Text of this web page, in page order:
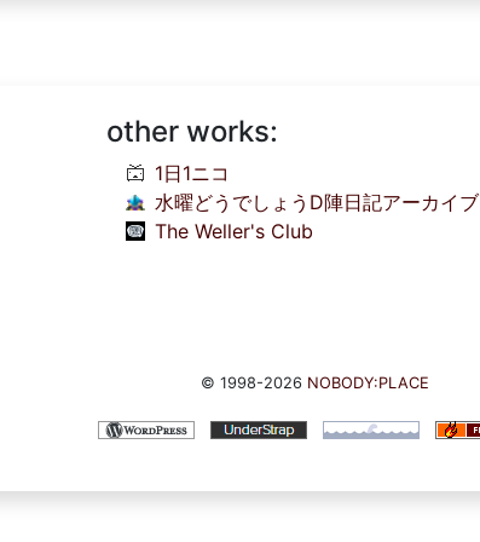
other works:
1日1ニコ
水曜どうでしょうD陣日記アーカイブ
The Weller's Club
© 1998-2026 NOBODY:PLACE